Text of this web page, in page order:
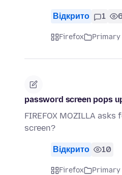
Відкрито 1
Firefox Primary
password screen pops
FIREFOX MOZILLA
screen?
Відкрито 10
Firefox Primary